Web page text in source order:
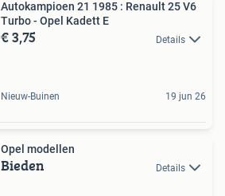
Autokampioen 21 1985 : Renault 25 V6
Turbo - Opel Kadett E
€ 3,75 Details
Nieuw-Buinen 19 jun 26
Opel modellen
Bieden Details